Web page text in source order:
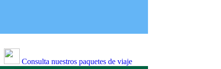
Consulta nuestros paquetes de viaje